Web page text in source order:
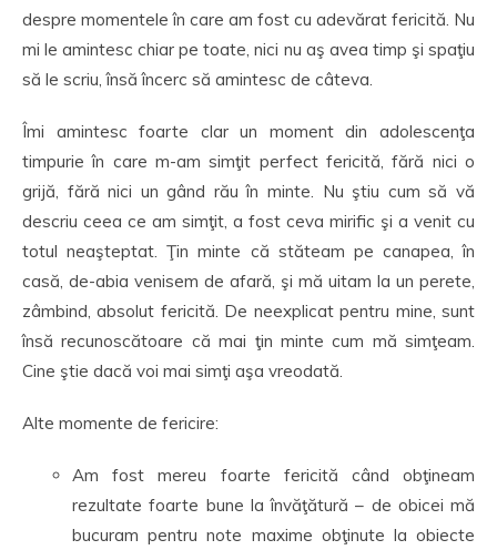
despre momentele în care am fost cu adevărat fericită. Nu
mi le amintesc chiar pe toate, nici nu aş avea timp şi spaţiu
să le scriu, însă încerc să amintesc de câteva.
Îmi amintesc foarte clar un moment din adolescenţa
timpurie în care m-am simţit perfect fericită, fără nici o
grijă, fără nici un gând rău în minte. Nu ştiu cum să vă
descriu ceea ce am simţit, a fost ceva mirific şi a venit cu
totul neaşteptat. Ţin minte că stăteam pe canapea, în
casă, de-abia venisem de afară, şi mă uitam la un perete,
zâmbind, absolut fericită. De neexplicat pentru mine, sunt
însă recunoscătoare că mai ţin minte cum mă simţeam.
Cine ştie dacă voi mai simţi aşa vreodată.
Alte momente de fericire:
Am fost mereu foarte fericită când obţineam
rezultate foarte bune la învăţătură – de obicei mă
bucuram pentru note maxime obţinute la obiecte